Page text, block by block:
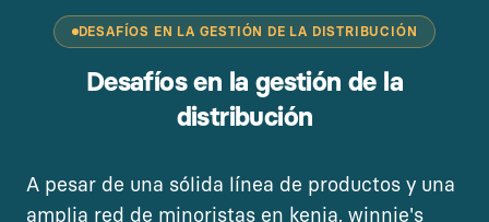
DESAFÍOS EN LA GESTIÓN DE LA DISTRIBUCIÓN
Desafíos en la gestión de la
distribución
A pesar de una sólida línea de productos y una
amplia red de minoristas en kenia, winnie's